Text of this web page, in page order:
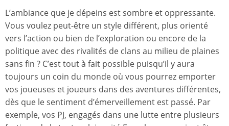
L’ambiance que je dépeins est sombre et oppressante.
Vous voulez peut-être un style différent, plus orienté
vers l’action ou bien de l’exploration ou encore de la
politique avec des rivalités de clans au milieu de plaines
sans fin ? C’est tout à fait possible puisqu’il y aura
toujours un coin du monde où vous pourrez emporter
vos joueuses et joueurs dans des aventures différentes,
dès que le sentiment d’émerveillement est passé. Par
exemple, vos PJ, engagés dans une lutte entre plusieurs